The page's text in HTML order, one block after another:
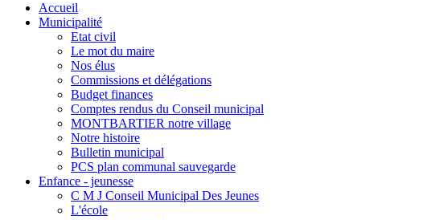
Accueil
Municipalité
Etat civil
Le mot du maire
Nos élus
Commissions et délégations
Budget finances
Comptes rendus du Conseil municipal
MONTBARTIER notre village
Notre histoire
Bulletin municipal
PCS plan communal sauvegarde
Enfance - jeunesse
C M J Conseil Municipal Des Jeunes
L'école